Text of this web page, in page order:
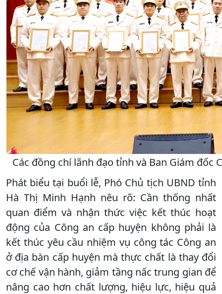
Các đồng chí lãnh đạo tỉnh và Ban Giám
Phát biểu tại buổi lễ, Phó Chủ tịch UBND tỉnh
Hà Thị Minh Hạnh nêu rõ: Cần thống nhất
quan điểm và nhận thức việc kết thúc hoạt
động của Công an cấp huyện không phải là
kết thúc yêu cầu nhiệm vụ công tác Công an
ở địa bàn cấp huyện mà thực chất là thay đổi
cơ chế vận hành, giảm tầng nấc trung gian để
nâng cao hơn chất lượng, hiệu lực, hiệu quả